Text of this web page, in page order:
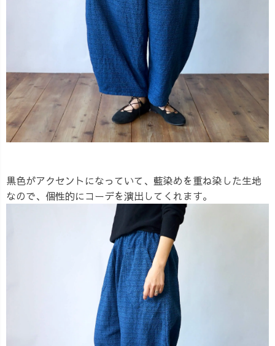
黒色がアクセントになっていて、藍染めを重ね染した生地
なので、個性的にコーデを演出してくれます。